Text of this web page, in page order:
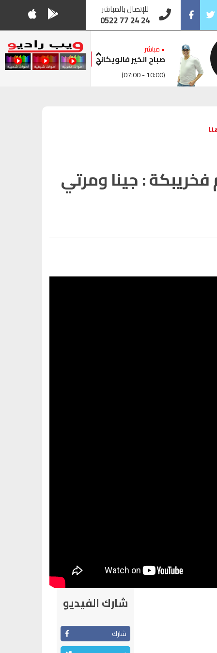
Facebook
للإتصال بالمباشر
0522 77 24 24
• مباشر
صباح الخير فالويكاند
(07:00 - 10:00)
: جينا ومرتي
شارك الفيديو
شارك